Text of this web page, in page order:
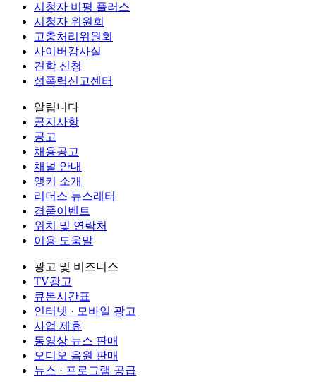
시청자 비평 플러스
시청자 위원회
고충처리위원회
사이버감사실
견학 신청
성폭력신고센터
알립니다
공지사항
공고
채용공고
채널 안내
앵커 소개
리더스 뉴스레터
경품이벤트
위치 및 연락처
이용 도움말
광고 및 비즈니스
TV광고
큐톤시간표
인터넷 · 모바일 광고
사업 제휴
동영상 뉴스 판매
오디오 음원 판매
뉴스 · 프로그램 공급